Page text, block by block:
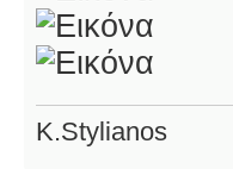
K.Stylianos